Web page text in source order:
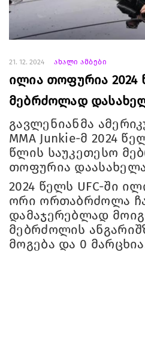
21. 12. 2024 ახალი ამბები
ილია თოფურია 2024
მებრძოლად
გავლენიანმა
MMA Junkie-მ 2024
წლის საუკეთესო
თოფურია
2024 წელს UFC-ში
ორი ორთაბრძოლა
დამაჯერებლად
მებრძოლის
მოგება და 0